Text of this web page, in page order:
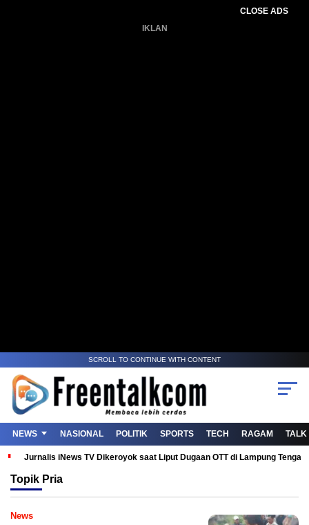
CLOSE ADS
IKLAN
SCROLL TO CONTINUE WITH CONTENT
NEWS NASIONAL POLITIK SPORTS TECH RAGAM TALK
Jurnalis iNews TV Dikeroyok saat Liput Dugaan OTT di Lampung
Topik Pria
News